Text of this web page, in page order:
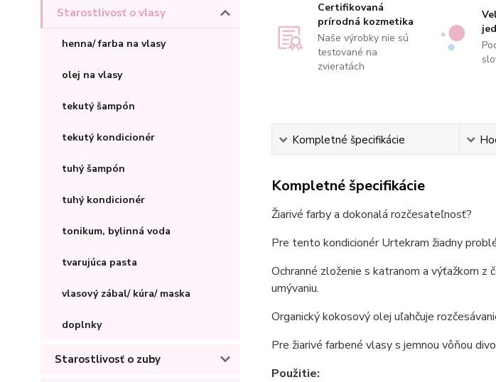
Starostlivosť o vlasy
henna/ farba na vlasy
olej na vlasy
tekutý šampón
tekutý kondicionér
tuhý šampón
tuhý kondicionér
tonikum, bylinná voda
tvarujúca pasta
vlasový zábal/ kúra/ maska
doplnky
Starostlivosť o zuby
Certifikovaná
prírodná kozmetika
Naše výrobky nie sú
testované na
zvieratách
Kompletné špecifikácie
Kompletné špecifikácie
Žiarivé farby a dokonalá rozčesateľnosť?
Pre tento kondicionér Urtekram žiadny
Ochranné zloženie s katranom a výťažkom
umývaniu.
Organický kokosový olej uľahčuje
Pre žiarivé farbené vlasy s jemnou vôňou
Použitie: